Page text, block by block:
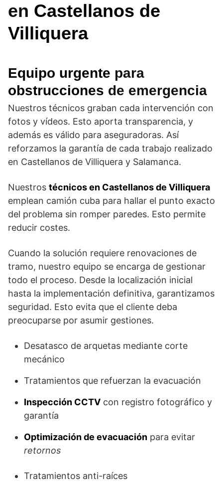
en Castellanos de
Villiquera
Equipo urgente para
obstrucciones de emergencia
Nuestros técnicos graban cada intervención con
fotos y vídeos. Esto aporta transparencia, y
además es válido para aseguradoras. Así
reforzamos la garantía de cada trabajo realizado
en Castellanos de Villiquera y Salamanca.
Nuestros técnicos en Castellanos de Villiquera
emplean camión cuba para hallar el punto exacto
del problema sin romper paredes. Esto permite
reducir costes.
Cuando la solución requiere renovaciones de
tramo, nuestro equipo se encarga de gestionar
todo el proceso. Desde la localización inicial
hasta la implementación definitiva, garantizamos
seguridad. Esto evita que el cliente deba
preocuparse por asumir gestiones.
Desatasco de arquetas mediante corte
mecánico
Tratamientos que refuerzan la evacuación
Inspección CCTV con registro fotográfico y
garantía
Optimización de evacuación para evitar
retornos
Tratamientos anti-raíces